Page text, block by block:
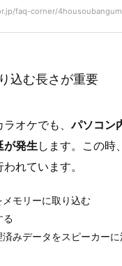
faq-corner/
込む長さが重要
ラオケでも、パソコン
が発生します。この時
れています。
モリーに取り込む
る
済みデータをスピーカーに